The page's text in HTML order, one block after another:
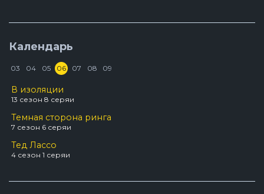
Календарь
03 04 05 06 07 08 09
В изоляции
13 сезон 8 серяи
Темная сторона ринга
7 сезон 6 серяи
Тед Лассо
4 сезон 1 серяи